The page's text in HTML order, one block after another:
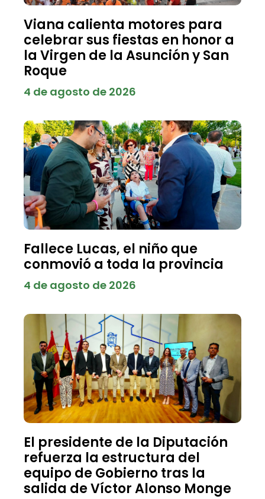
Viana calienta motores para
celebrar sus fiestas en honor a
la Virgen de la Asunción y San
Roque
4 de agosto de 2026
Fallece Lucas, el niño que
conmovió a toda la provincia
4 de agosto de 2026
El presidente de la Diputación
refuerza la estructura del
equipo de Gobierno tras la
salida de Víctor Alonso Monge